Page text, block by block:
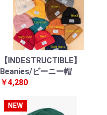
【INDESTRUCTIBLE】
Beanies/ビーニー帽
￥4,280
NEW